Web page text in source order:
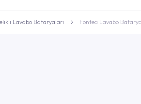
Lavabo Bataryaları Fontea Lavabo